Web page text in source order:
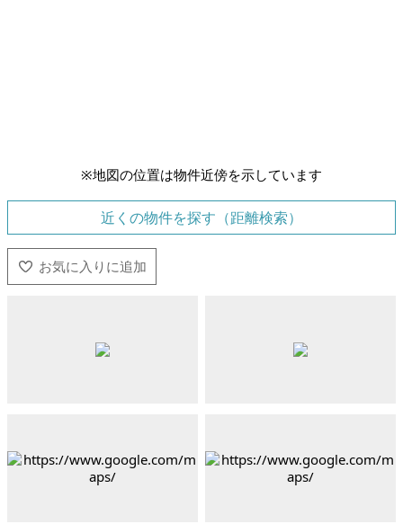
※地図の位置は物件近傍を示しています
近くの物件を探す（距離検索）